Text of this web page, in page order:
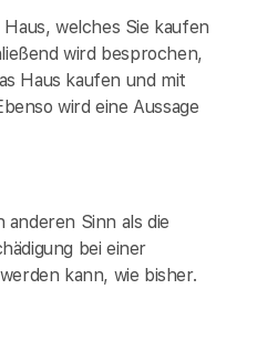
welches Sie kaufen
wird besprochen,
Haus kaufen und mit
wird eine Aussage
Sinn als die
bei einer
kann, wie bisher.